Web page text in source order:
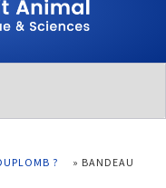
? » BANDEAU